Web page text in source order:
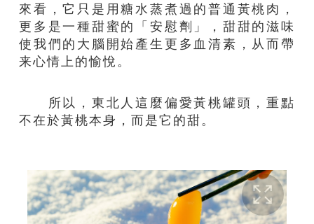
來看，它只是用糖水蒸煮過的普通黃桃肉，
更多是一種甜蜜的「安慰劑」，甜甜的滋味
使我們的大腦開始產生更多血清素，从而帶
来心情上的愉悅。
所以，東北人這麼偏愛黃桃罐頭，重點
不在於黃桃本身，而是它的甜。